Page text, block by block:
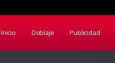
Inicio Doblaje Publicidad